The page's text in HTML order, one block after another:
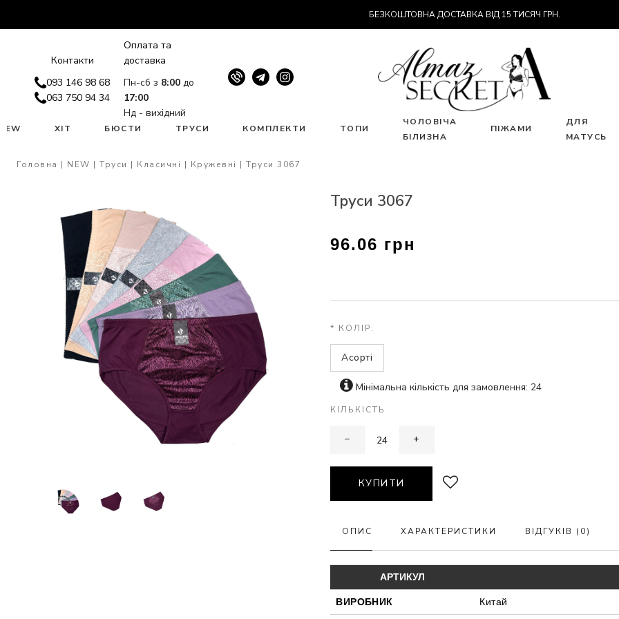
БЕЗКОШТОВНА ДОСТАВКА ВІД 15 ТИСЯЧ ГРН.
Контакти
093 146 98 68
063 750 94 34
Оплата та
доставка
Пн-сб з 8:00 до
17:00
Нд - вихідний
ХІТ БЮСТИ ТРУСИ КОМПЛЕКТИ ТОПИ
ЧОЛОВІЧА
БІЛИЗНА
ПІЖАМИ
ДЛЯ
МАТУСЬ
Головна NEW Труси Класичні Кружевні Труси 3067
Труси 3067
96.06 грн
* КОЛІР:
Асорті
Мінімальна кількість для замовлення: 24
КІЛЬКІСТЬ
− +
КУПИТИ
ОПИС ХАРАКТЕРИСТИКИ ВІДГУКІВ (0)
АРТИКУЛ
ВИРОБНИК Китай